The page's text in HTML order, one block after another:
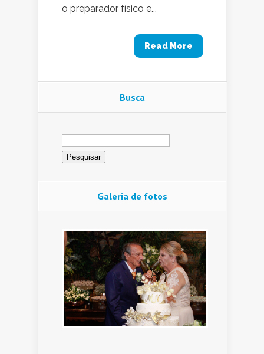
o preparador físico e...
Read More
Busca
Pesquisar
por:
Galeria de fotos